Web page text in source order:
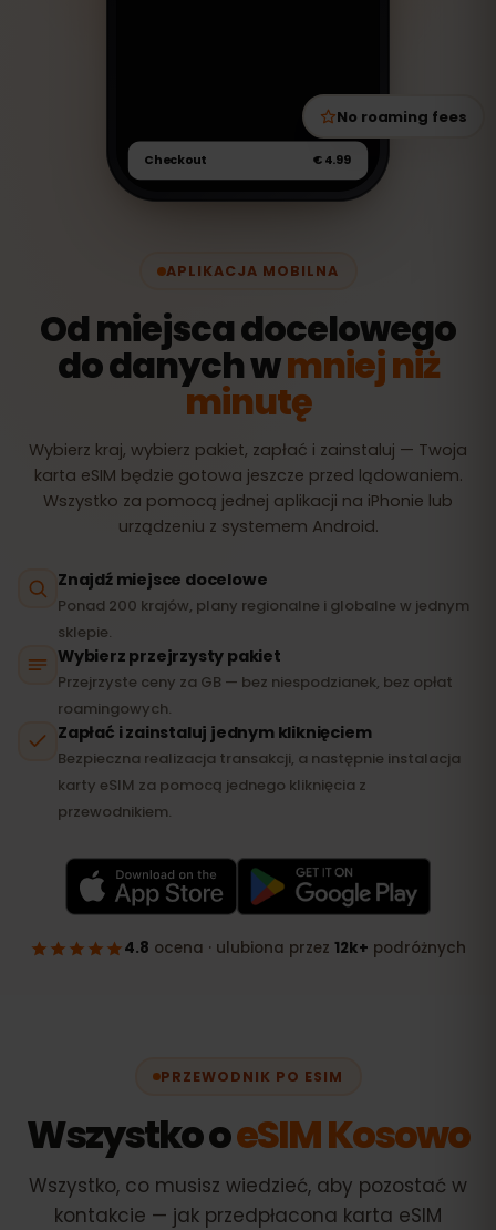
PRZEWODNIK PO ESIM
Wszystko oeSIM Kosowo
Wszystko, co musisz wiedzieć, aby pozostać w
kontakcie — jak przedpłacona karta eSIM